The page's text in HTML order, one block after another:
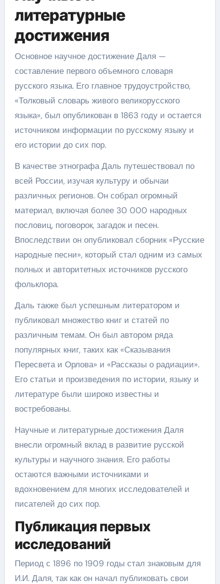
литературные
достижения
Основное научное достижение Даля —
составление первого объемного словаря
русского языка. Его главное трудоустройство,
«Толковый словарь живого великорусского
языка», был опубликован в 1863 году и остается
источником информации по русскому языку и
его истории до сих пор.
В качестве этнографа Даль путешествовал по
всей России, изучая культуру и обычаи
различных регионов. Он собрал огромный
материал, включая более 30 000 народных
пословиц, поговорок, загадок и песен.
Впоследствии он опубликовал сборник «Русские
народные песни», который стал одним из самых
полных и авторитетных источников русского
фольклора.
Даль также был успешным литератором и
публиковал множество книг и статей по
различным темам. Он был автором ряда
популярных книг, таких как «Сказывания
Пересвета и Орлова» и «Рассказы о радиации».
Его статьи и произведения по истории, языку и
литературе были широко известны и
востребованы.
Научные и литературные достижения Даля
внесли огромный вклад в развитие русской
культуры и научного знания. Его работы
остаются важными источниками и
вдохновением для многих исследователей и
писателей до сих пор.
Публикация первых
исследований
Период с 1896 по 1909 годы стал знаковым для
И.И. Даля, так как он начал публиковать свои